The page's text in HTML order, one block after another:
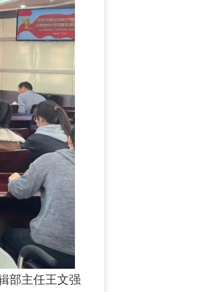
部主任王文强